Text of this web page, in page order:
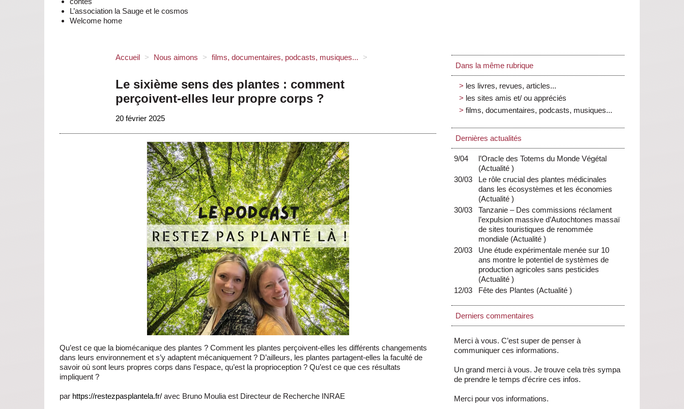
L’association la Sauge et le cosmos
Welcome home
Accueil > Nous aimons > films, documentaires, podcasts, musiques... >
Le sixième sens des plantes : comment
perçoivent-elles leur propre corps ?
20 février 2025
Qu’est ce que la biomécanique des plantes ? Comment les plantes perçoivent-elles les différents changements
dans leurs environnement et s’y adaptent mécaniquement ? D’ailleurs, les plantes partagent-elles la faculté de
savoir où sont leurs propres corps dans l’espace, qu’est la proprioception ? Qu’est ce que ces résultats
impliquent ?
par https://restezpasplantela.fr/ avec Bruno Moulia est Directeur de Recherche INRAE
Dans la même rubrique
les livres, revues, articles...
les sites amis et/ ou appréciés
films, documentaires, podcasts, musiques...
Dernières actualités
9/04
l’Oracle des Totems du Monde Végétal
(Actualité)
30/03
Le rôle crucial des plantes médicinales
dans les écosystèmes et les économies
(Actualité)
30/03
Tanzanie – Des commissions réclament
l’expulsion massive d’Autochtones massaï
de sites touristiques de renommée
mondiale (Actualité)
20/03
Une étude expérimentale menée sur 10
ans montre le potentiel de systèmes de
production agricoles sans pesticides
(Actualité)
12/03
Fête des Plantes (Actualité)
Derniers commentaires
Merci à vous. C’est super de penser à
communiquer ces informations.
Un grand merci à vous. Je trouve cela très sympa
de prendre le temps d’écrire ces infos.
Merci pour vos informations.